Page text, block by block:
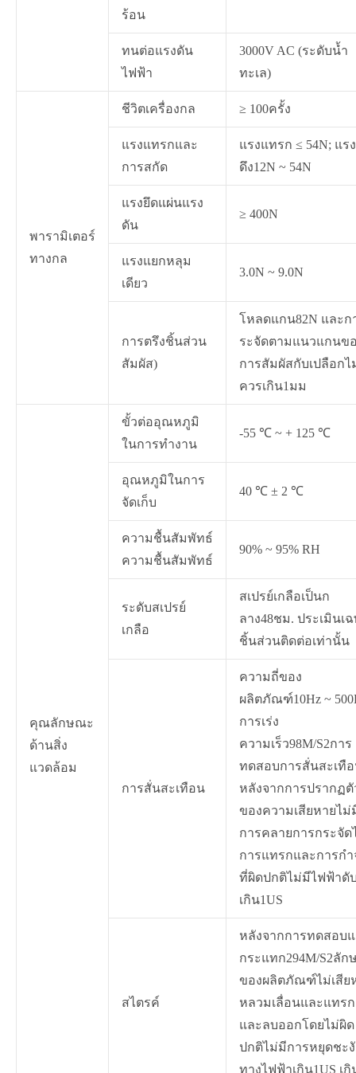
ร้อน
ทนต่อแรงดัน
ไฟฟ้า
3000V AC (ระดับน้ำ
ทะเล)
พารามิเตอร์
ทางกล
ชีวิตเครื่องกล ≥ 100ครั้ง
แรงแทรกและ
การสกัด
แรงแทรก ≤ 54N; แรง
ดึง12N ~ 54N
แรงยึดแผ่นแรง
ดัน
≥ 400N
แรงแยกหลุม
เดียว
3.0N ~ 9.0N
การตรึงชิ้นส่วน
สัมผัส)
โหลดแกน82N และก
ระจัดตามแนวแกนข
การสัมผัสกับเปลือกไ
ควรเกิน1มม
คุณลักษณะ
ด้านสิ่ง
แวดล้อม
ขั้วต่ออุณหภูมิ
ในการทำงาน
-55 ℃ ~ + 125 ℃
อุณหภูมิในการ
จัดเก็บ
40 ℃ ± 2 ℃
ความชื้นสัมพัทธ์
ความชื้นสัมพัทธ์
90% ~ 95% RH
ระดับสเปรย์
เกลือ
สเปรย์เกลือเป็นก
ลาง48ชม. ประเมินเ
ชิ้นส่วนติดต่อเท่านั้น
การสั่นสะเทือน
ความถี่ของ
ผลิตภัณฑ์10Hz ~
การเร่ง
ความเร็ว98M/S2การ
ทดสอบการสั่นสะเทื
หลังจากการปรากฏตั
ของความเสียหายไม่
การคลายการกระจัด
การแทรกและการกำ
ที่ผิดปกติไม่มีไฟฟ้าดั
เกิน1US
สไตรค์
หลังจากการทดสอบแ
กระแทก294M/S2ลั
ของผลิตภัณฑ์ไม่เสีย
หลวมเลื่อนและแทรก
และลบออกโดยไม่ผิด
ปกติไม่มีการหยุดชะ
ทางไฟฟ้าเกิน1US เกิ